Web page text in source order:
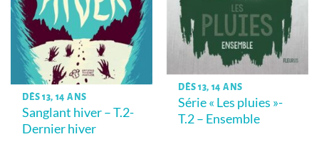
DÈS 13, 14 ANS
Sanglant hiver – T.2-
Dernier hiver
DÈS 13, 14 ANS
Série « Les pluies »-
T.2 – Ensemble